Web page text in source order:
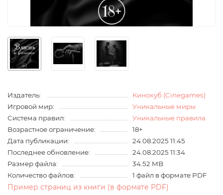
Издатель:
Кинокуб (Cinegames)
Игровой мир:
Уникальные миры
Система правил:
Уникальные правила
Возрастное ограничение:
18+
Дата публикации:
24.08.2025 11:45
Последнее обновление:
24.08.2025 11:34
Размер файла:
34.52 MB
Количество файлов:
1 файл в формате PDF
Пример страниц из книги (в формате PDF)